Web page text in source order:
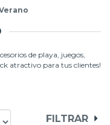
de playa, juegos,
atractivo para tus clientes!
FILTRAR